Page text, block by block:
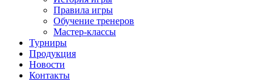
Правила игры
Обучение тренеров
Мастер-классы
Турниры
Продукция
Новости
Контакты